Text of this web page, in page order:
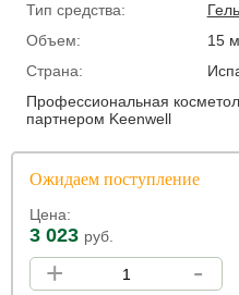
Тип средства:
Гель
Объем:
15
Страна:
Профессиональная
партнером Keenwell
Ожидаем поступление
Цена:
3 023 руб.
+ -